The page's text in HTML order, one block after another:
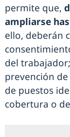
permite que,
ampliarse
ello, deberán
del
prevención
de puestos
cobertura o